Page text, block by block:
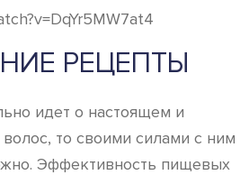
РЕЦЕПТЫ
идет о настоящем и
то своими силами с ним
Эффективность пищевых